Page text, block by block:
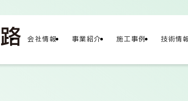
会社情報 事業紹介 施工事例 技術情